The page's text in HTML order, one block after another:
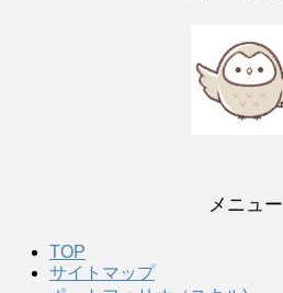
メニュー
TOP
サイトマップ